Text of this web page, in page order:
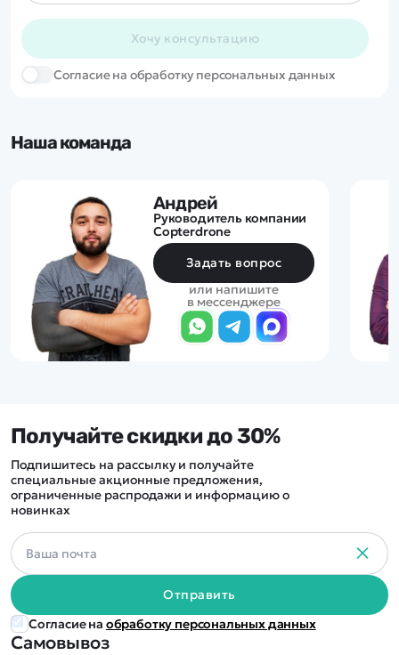
Хочу консультацию
Cогласие на обработку персональных данных
Наша команда
Андрей
Руководитель компании
Copterdrone
Задать вопрос
или напишите
в мессенджере
Самовывоз
Получайте скидки до 30%
Подпишитесь на рассылку и получайте
специальные акционные предложения,
ограниченные распродажи и информацию о
новинках
Отправить
Согласие на обработку персональных данных